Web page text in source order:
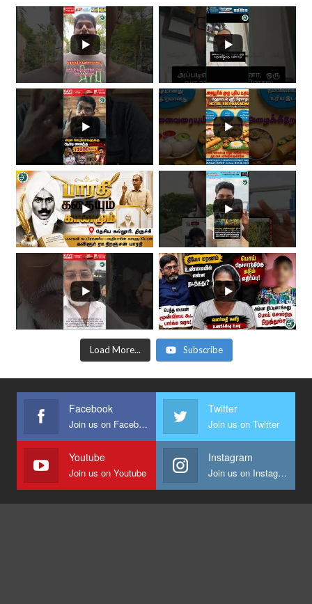
Load More... Subscribe
Facebook
Join us on Facebook
Twitter
Join us on Twitter
Youtube
Join us on Youtube
Instagram
Join us on Instagram